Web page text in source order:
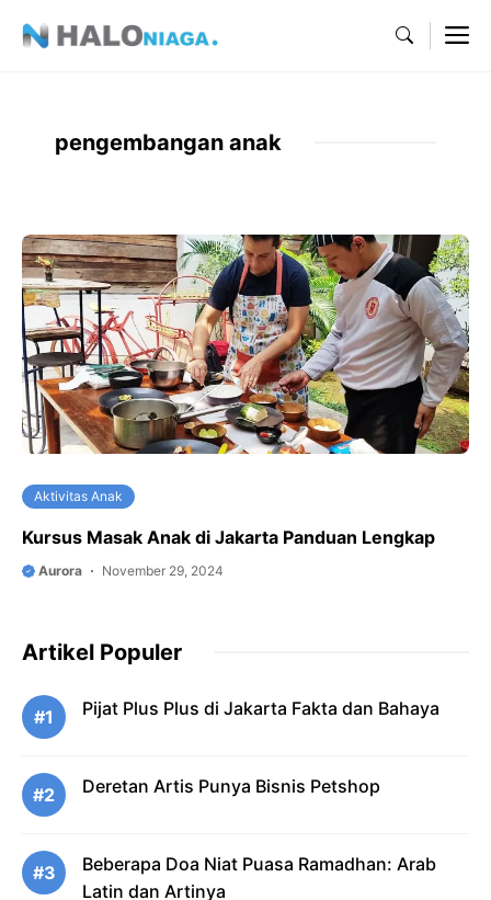
pengembangan anak
Aktivitas Anak
Kursus Masak Anak di Jakarta Panduan Lengkap
Aurora November 29, 2024
Artikel Populer
#1 Pijat Plus Plus di Jakarta Fakta dan Bahaya
#2 Deretan Artis Punya Bisnis Petshop
#3
Beberapa Doa Niat Puasa Ramadhan: Arab
Latin dan Artinya